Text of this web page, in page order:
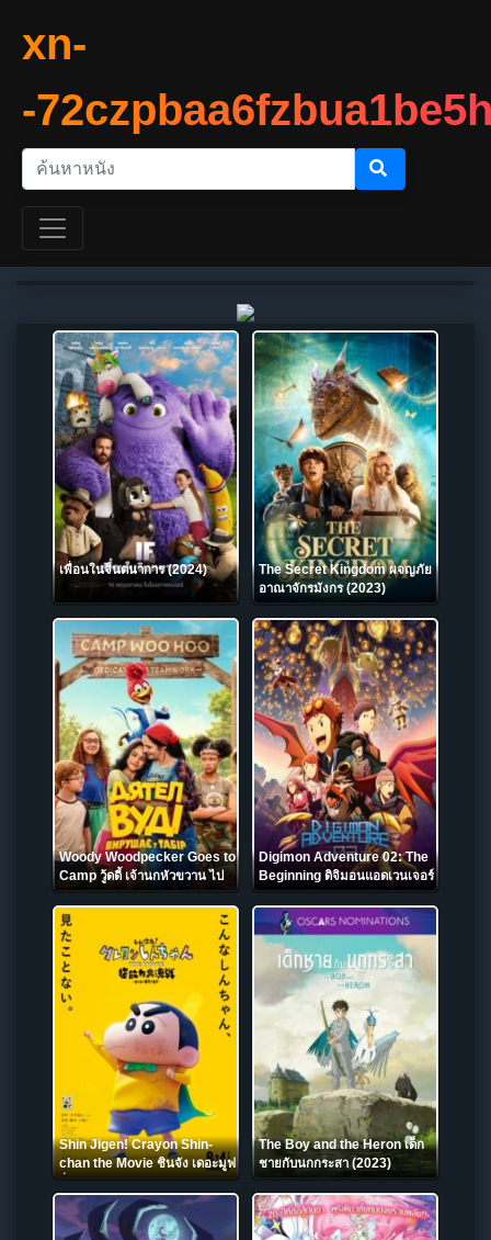
xn-
-
เพื่อนในจินตนาการ (2024)
The Secret Kingdom ผจญภัย
อาณาจักรมังกร (2023)
Woody Woodpecker Goes to
Camp วู้ดดี้ เจ้านกหัวขวาน ไป
ค่าย (2024) NETFLIX
Digimon Adventure 02: The
Beginning ดิจิมอนแอดเวนเจอร์
02 เดอะ บิกินนิง (2023)
Shin Jigen! Crayon Shin-
chan the Movie ชินจัง เดอะมูฟ
วี่ มหาสงครามซุปเปอร์พลังจิตซูชิ
เหินเวหา (2023)
The Boy and the Heron เด็ก
ชายกับนกกระสา (2023)